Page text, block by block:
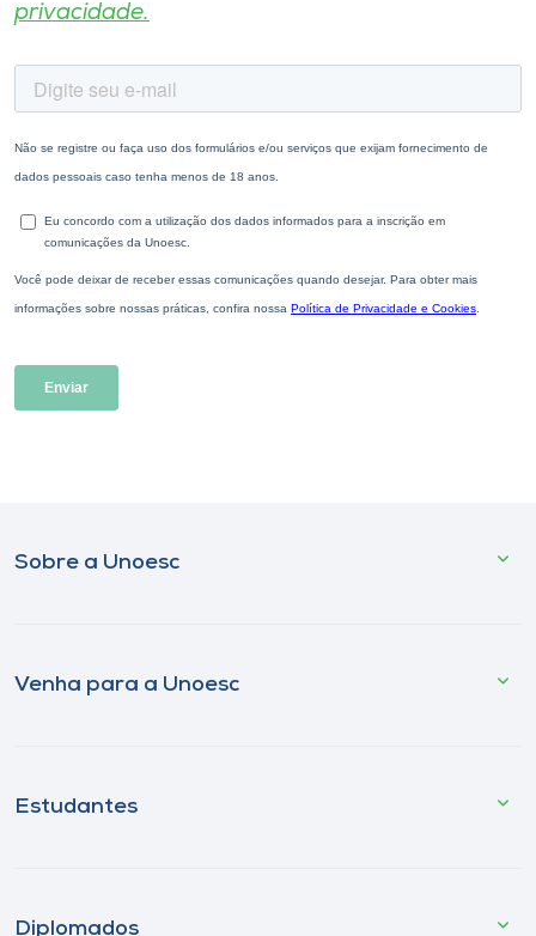
privacidade.
Sobre a Unoesc
Venha para a Unoesc
Estudantes
Diplomados